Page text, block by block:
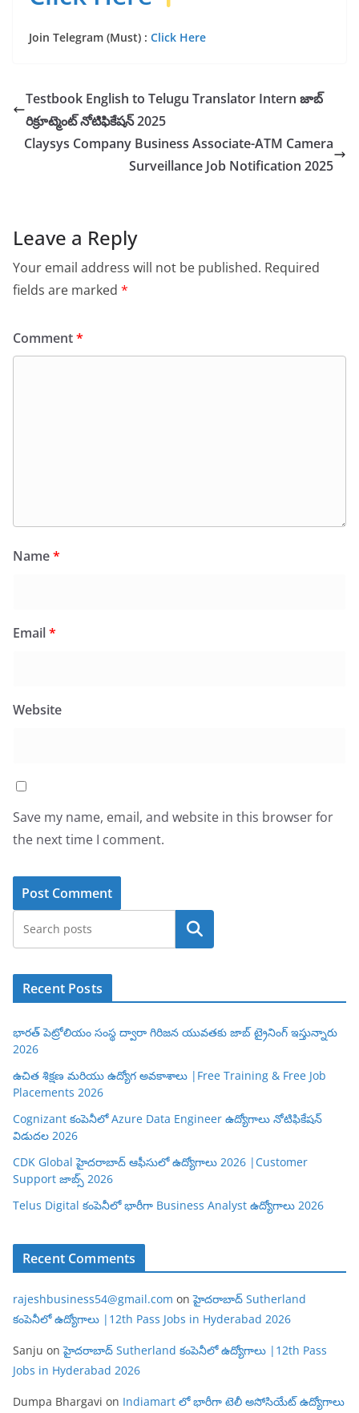
Join Telegram (Must) : Click Here
Testbook English to Telugu Translator Intern జాబ్
రిక్రూట్మెంట్ నోటిఫికేషన్ 2025
Claysys Company Business Associate-ATM Camera
Surveillance Job Notification 2025
Leave a Reply
Your email address will not be published. Required
fields are marked *
Comment*
Name*
Email*
Website
Save my name, email, and website in this browser for
the next time I comment.
Search
Recent Posts
భారత్ పెట్రోలియం సంస్థ ద్వారా గిరిజన యువతకు జాబ్ ట్రైనింగ్ ఇస్తున్నారు
2026
ఉచిత శిక్షణ మరియు ఉద్యోగ అవకాశాలు |Free Training & Free Job
Placements 2026
Cognizant కంపెనీలో Azure Data Engineer ఉద్యోగాలు నోటిఫికేషన్
విడుదల 2026
CDK Global హైదరాబాద్ ఆఫీసులో ఉద్యోగాలు 2026 |Customer
Support జాబ్స్ 2026
Telus Digital కంపెనీలో భారీగా Business Analyst ఉద్యోగాలు 2026
Recent Comments
rajeshbusiness54@gmail.com onహైదరాబాద్ Sutherland
కంపెనీలో ఉద్యోగాలు |12th Pass Jobs in Hyderabad 2026
Sanju onహైదరాబాద్ Sutherland కంపెనీలో ఉద్యోగాలు |12th Pass
Jobs in Hyderabad 2026
Dumpa Bhargavi on Indiamart లో భారీగా టెలీ అసోసియేట్ ఉద్యోగాలు